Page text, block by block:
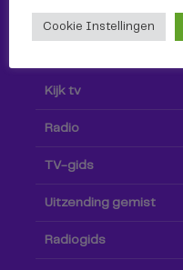
Kijk tv
Radio
TV-gids
Uitzending gemist
Radiogids
Cookie Instellingen